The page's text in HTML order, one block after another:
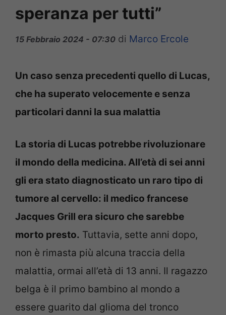
speranza per tutti”
15 Febbraio 2024 - 07:30 di Marco Ercole
Un caso senza precedenti quello di Lucas,
che ha superato velocemente e senza
particolari danni la sua malattia
La storia di Lucas potrebbe rivoluzionare
il mondo della medicina. All’età di sei anni
gli era stato diagnosticato un raro tipo di
tumore al cervello: il medico francese
Jacques Grill era sicuro che sarebbe
morto presto. Tuttavia, sette anni dopo,
non è rimasta più alcuna traccia della
malattia, ormai all’età di 13 anni. Il ragazzo
belga è il primo bambino al mondo a
essere guarito dal glioma del tronco